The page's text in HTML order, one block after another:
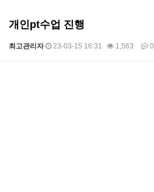
개인pt수업 진행
최고관리자 23-03-15 16:31 1,563 0